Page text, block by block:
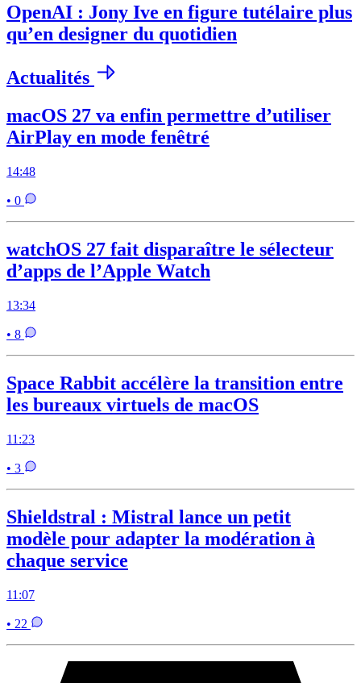
OpenAI : Jony Ive en figure tutélaire plus
qu’en designer du quotidien
Actualités
macOS 27 va enfin permettre d’utiliser
AirPlay en mode fenêtré
14:48
• 0
watchOS 27 fait disparaître le sélecteur
d’apps de l’Apple Watch
13:34
• 8
Space Rabbit accélère la transition entre
les bureaux virtuels de macOS
11:23
• 3
Shieldstral : Mistral lance un petit
modèle pour adapter la modération à
chaque service
11:07
• 22